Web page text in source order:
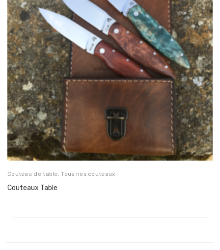
Couteau de table,Tous nos couteaux
Couteaux Table